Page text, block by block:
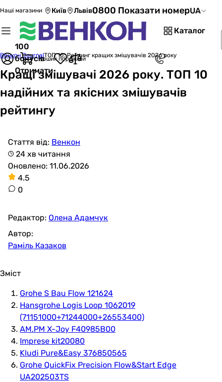
Наші магазини Київ Львів0800 Показати номерUA
Каталог
100
бонусів
Отримати
Кошик порожній
Венкон JournalТОП 10: Рейтинг кращих змішувачів 2026 року
Кращі змішувачі 2026 року. ТОП 10
надійних та якісних змішувачів
рейтингу
Стаття від: Венкон
24 хв читання
Оновлено: 11.06.2026
4.5
0
Редактор: Олена Адамчук
Автор:
Раміль Казаков
Зміст
Grohe S Bau Flow 121624
Hansgrohe Logis Loop 1062019
(71151000+71244000+26553400)
AM.PM X-Joy F40985B00
Imprese kit20080
Kludi Pure&Easy 376850565
Grohe QuickFix Precision Flow&Start Edge
UA202503TS